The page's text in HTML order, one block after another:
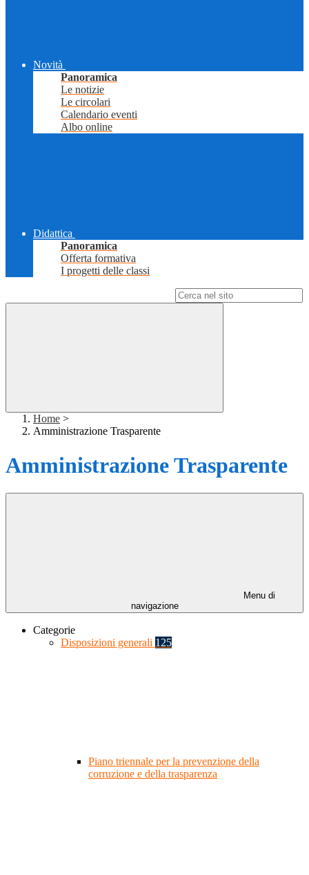
Novità
Panoramica
Le notizie
Le circolari
Calendario eventi
Albo online
Didattica
Panoramica
Offerta formativa
I progetti delle classi
Home >
Amministrazione Trasparente
Amministrazione Trasparente
Menu di
navigazione
Categorie
Disposizioni generali 125
Piano triennale per la prevenzione della
corruzione e della trasparenza